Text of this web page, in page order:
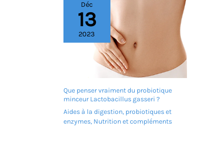
Déc
13
2023
Que penser vraiment du probiotique
minceur Lactobacillus gasseri ?
Aides à la digestion, probiotiques et
enzymes, Nutrition et compléments